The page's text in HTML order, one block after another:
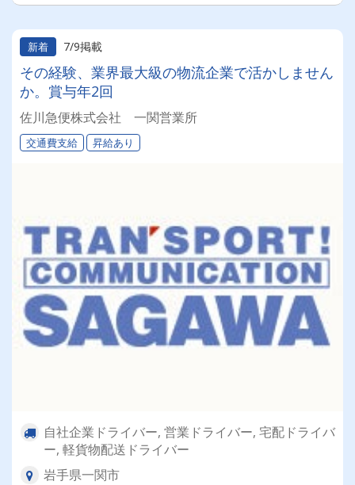
新着 7/9掲載
その経験、業界最大級の物流企業で活かしません
か。賞与年2回
佐川急便株式会社 一関営業所
交通費支給 昇給あり
自社企業ドライバー, 営業ドライバー, 宅配ドライバ
ー, 軽貨物配送ドライバー
岩手県一関市